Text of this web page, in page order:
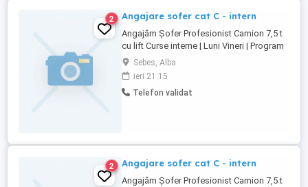
2 Angajare sofer cat C - intern
Angajăm Șofer Profesionist Camion 7,5 t
cu lift Curse interne | Luni Vineri | Program
stabil Căutăm un șofer responsabil și
serios, pentru un camion de 7,5 tone cu
lift, într-un mediu de lucru corect, stabil și
respectuos. Acest post este unul
Sebes, Alba
ieri 21:15
Telefon validat
2 Angajare sofer cat C - intern
Angajăm Șofer Profesionist Camion 7,5 t